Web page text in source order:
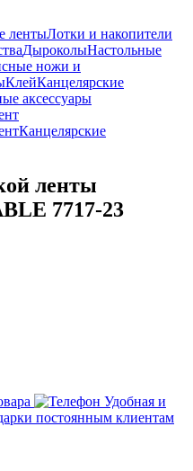
лентыЛотки и накопители
ДыроколыНастольные
ножи и
КлейКанцелярские
аксессуары
Канцелярские
ленты
7717-23
Удобная и
постоянным клиентам